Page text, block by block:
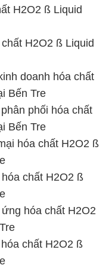
H2O2 ß Liquid
H2O2 ß Liquid
doanh hóa chất
Bến Tre
phối hóa chất
Bến Tre
hóa chất H2O2 ß
chất H2O2 ß
hóa chất H2O2
chất H2O2 ß